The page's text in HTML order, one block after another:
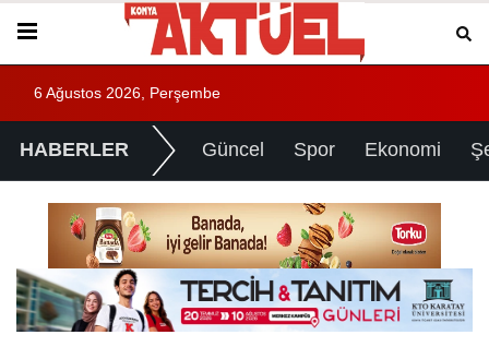
6 Ağustos 2026, Perşembe
HABERLER Güncel Spor Ekonomi